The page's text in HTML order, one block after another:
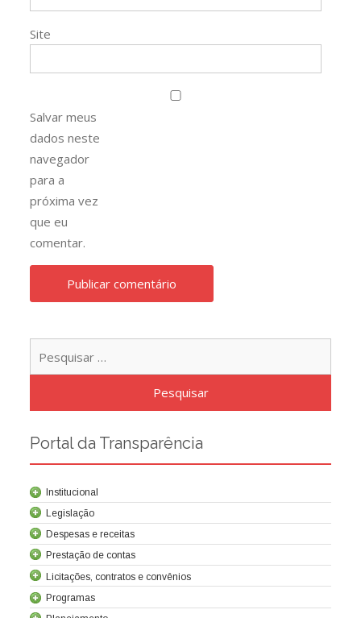
Site
Salvar meus
dados neste
navegador
para a
próxima vez
que eu
comentar.
Portal da Transparência
Institucional
Legislação
Despesas e receitas
Prestação de contas
Licitações, contratos e convênios
Programas